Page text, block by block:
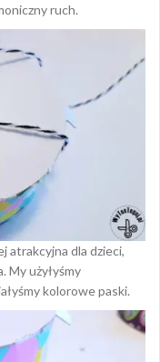
ruch.
atrakcyjna dla dzieci,
My użyłyśmy
kolorowe paski.